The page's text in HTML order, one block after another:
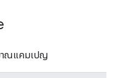
าณแคมเปญ